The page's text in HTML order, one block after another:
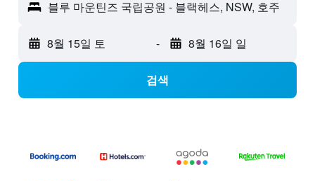
블루 마운틴즈 국립공원 - 블랙헤스, NSW, 호주
8월 15일 토 - 8월 16일 일
검색